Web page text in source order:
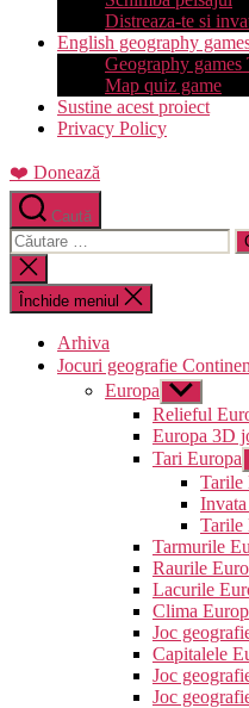
Distreaza-te si
English geography
Geography games
Map quiz game
Sustine acest proiect
Privacy Policy
❤️ Donează
Caută
Caută
după:
Închide
căutarea
Închide meniul
Arhiva
Jocuri geografie
Europa Arată
submeniul
Relieful
Europa 3D
Tari Europa
Tarile
Tarile
Tarmurile
Raurile
Lacurile
Clima
Joc
Capitalele
Joc
Joc